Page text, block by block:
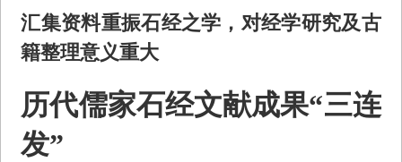
汇集资料重振石经之学，对经学研究及古
籍整理意义重大
历代儒家石经文献成果“三连
发”